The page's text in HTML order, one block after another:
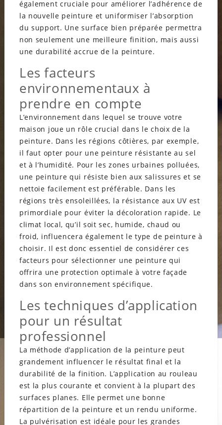
également cruciale pour améliorer l’adhérence de
la nouvelle peinture et uniformiser l’absorption
du support. Une surface bien préparée permettra
non seulement une meilleure finition, mais aussi
une durabilité accrue de la peinture.
Les facteurs
environnementaux à
prendre en compte
L’environnement dans lequel se trouve votre
maison joue un rôle crucial dans le choix de la
peinture. Dans les régions côtières, par exemple,
il faut opter pour une peinture résistante au sel
et à l’humidité. Pour les zones urbaines polluées,
une peinture qui résiste bien aux salissures et se
nettoie facilement est préférable. Dans les
régions très ensoleillées, la résistance aux UV est
primordiale pour éviter la décoloration rapide. Le
climat local, qu’il soit sec, humide, chaud ou
froid, influencera également le type de peinture à
choisir. Il est donc essentiel de considérer ces
facteurs pour sélectionner une peinture qui
offrira une protection optimale à votre façade
dans son environnement spécifique.
Les techniques d’application
pour un résultat
professionnel
La méthode d’application de la peinture peut
grandement influencer le résultat final et la
durabilité de la finition. L’application au rouleau
est la plus courante et convient à la plupart des
surfaces planes. Elle permet une bonne
répartition de la peinture et un rendu uniforme.
La pulvérisation est idéale pour les grandes